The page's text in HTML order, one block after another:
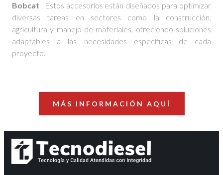
Bobcat . Estos accesorios están diseñados para optimizar
diversas tareas en sectores como la construcción,
agricultura y manejo de materiales, ofreciendo soluciones
adaptables a las necesidades específicas de cada
proyecto.
MÁS INFORMACIÓN AQUÍ